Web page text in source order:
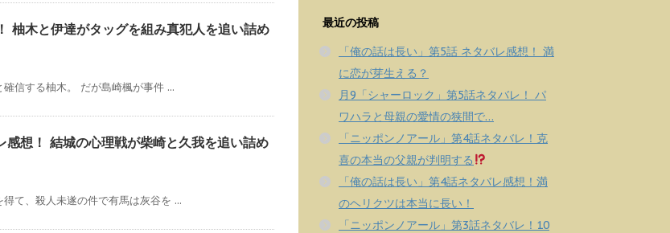
柚木と伊達がタッグを組み真犯人を追い詰め
信する柚木。 だが島崎楓が事件 ...
感想！ 結城の心理戦が柴崎と久我を追い詰め
て、殺人未遂の件で有馬は灰谷を ...
最近の投稿
「俺の話は長い」第5話 ネタバレ感想！ 満
に恋が芽生える？
月9「シャーロック」第5話ネタバレ！ パ
ワハラと母親の愛情の狭間で…
「ニッポンノアール」第4話ネタバレ！克
喜の本当の父親が判明する
「俺の話は長い」第4話ネタバレ感想！満
のヘリクツは本当に長い！
「ニッポンノアール」第3話ネタバレ！10